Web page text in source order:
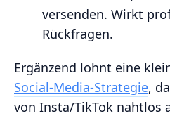
versenden. Wirkt
Rückfragen.
Ergänzend lohnt eine
Social‑Media‑Strategie,
von Insta/TikTok nahtlos